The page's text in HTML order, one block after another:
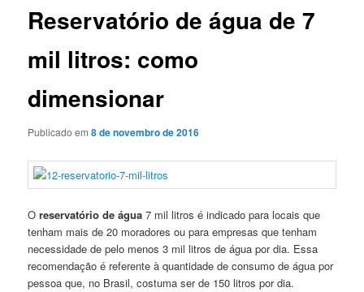
Reservatório de água de 7
mil litros: como
dimensionar
Publicado em8 de novembro de 2016
Oreservatório de água 7 mil litros é indicado para locais que
tenham mais de 20 moradores ou para empresas que tenham
necessidade de pelo menos 3 mil litros de água por dia. Essa
recomendação é referente à quantidade de consumo de água por
pessoa que, no Brasil, costuma ser de 150 litros por dia.